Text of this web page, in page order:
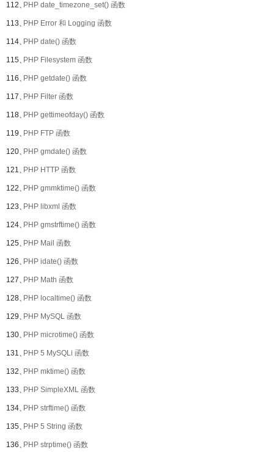
112、PHP date_timezone_set() 函数
113、PHP Error 和 Logging 函数
114、PHP date() 函数
115、PHP Filesystem 函数
116、PHP getdate() 函数
117、PHP Filter 函数
118、PHP gettimeofday() 函数
119、PHP FTP 函数
120、PHP gmdate() 函数
121、PHP HTTP 函数
122、PHP gmmktime() 函数
123、PHP libxml 函数
124、PHP gmstrftime() 函数
125、PHP Mail 函数
126、PHP idate() 函数
127、PHP Math 函数
128、PHP localtime() 函数
129、PHP MySQL 函数
130、PHP microtime() 函数
131、PHP 5 MySQLi 函数
132、PHP mktime() 函数
133、PHP SimpleXML 函数
134、PHP strftime() 函数
135、PHP 5 String 函数
136、PHP strptime() 函数